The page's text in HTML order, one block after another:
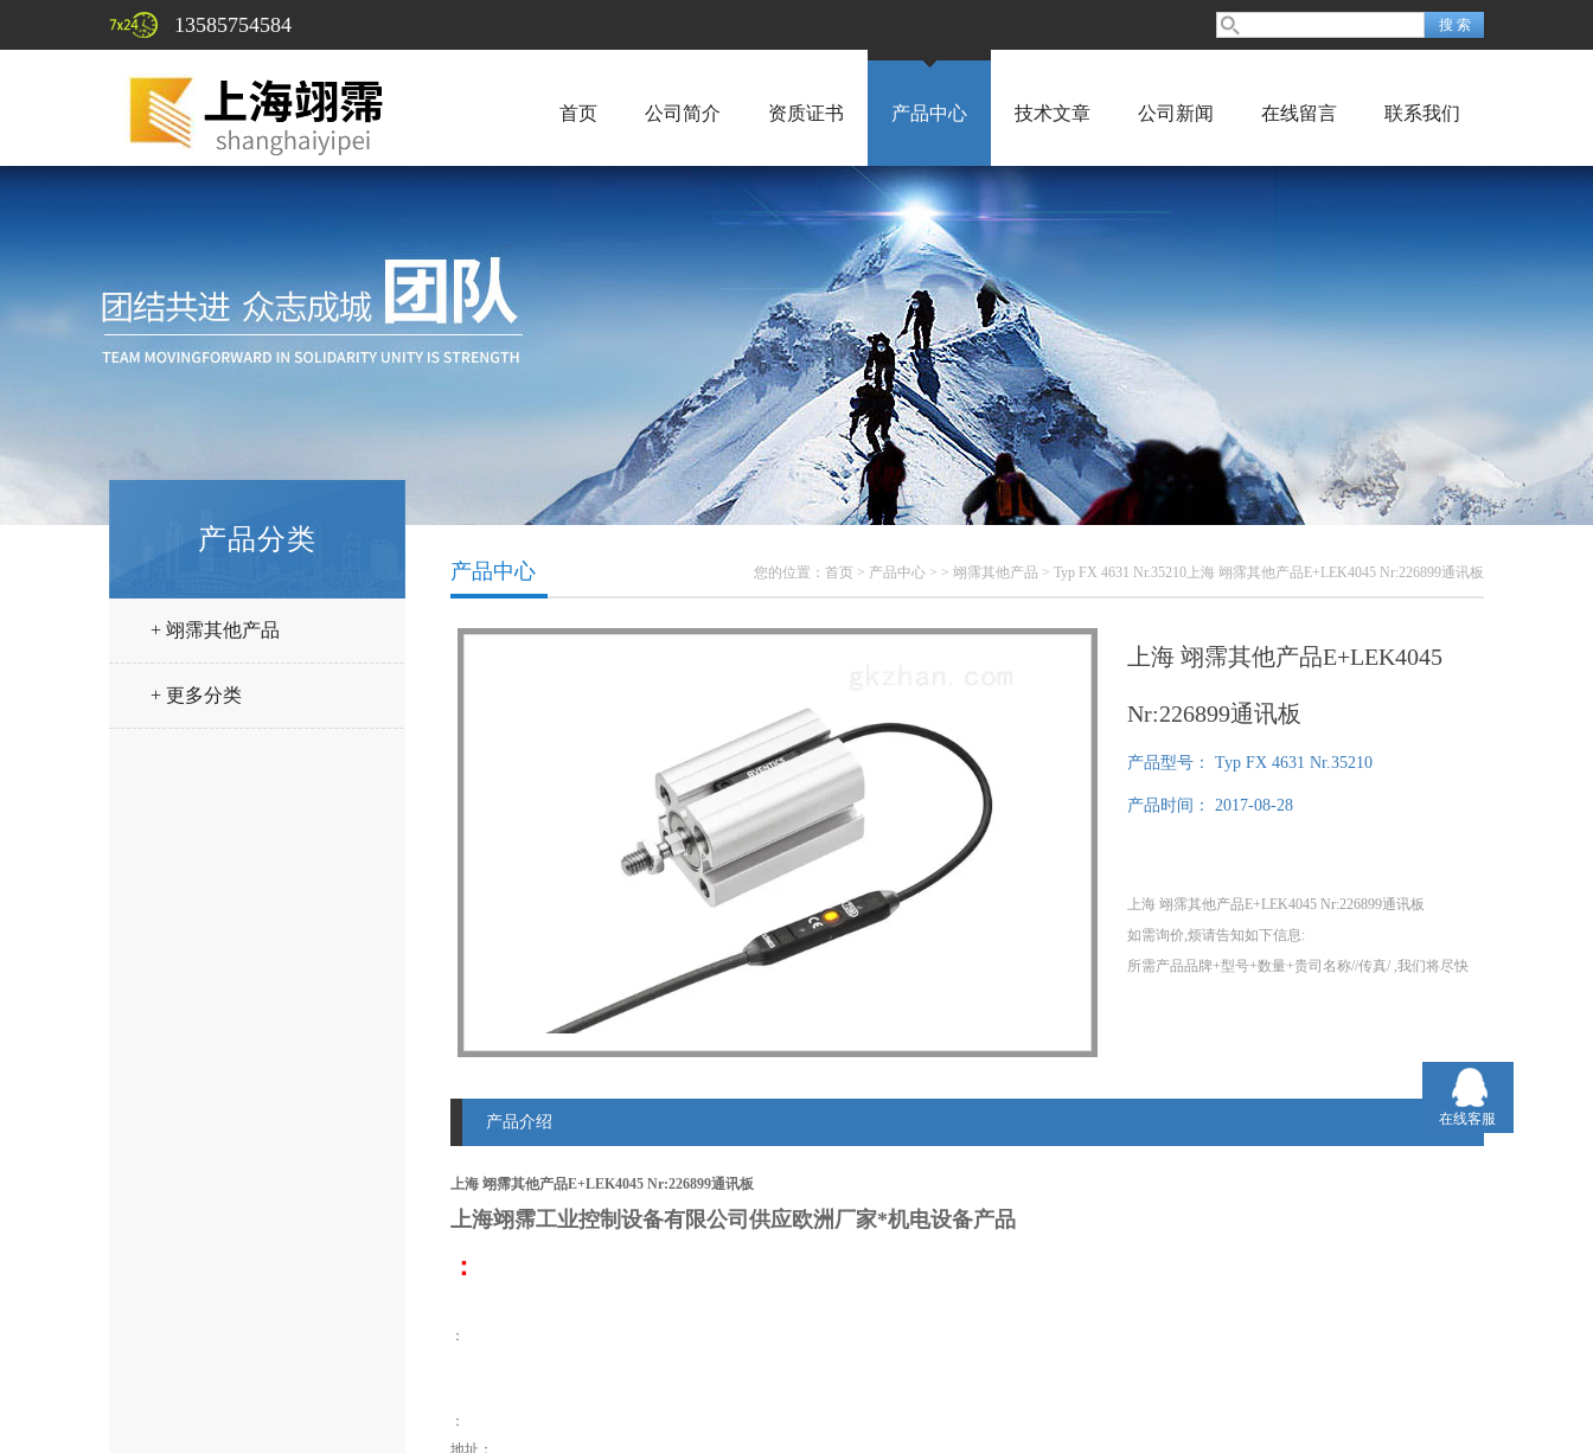
13585754584
首页 公司简介 资质证书 产品中心 技术文章 公司新闻 在线留言 联系我们
产品分类
+ 翊霈其他产品
+ 更多分类
您的位置： 首页 > 产品中心 > > 翊霈其他产品 > Typ FX 4631 Nr.35210上海 翊霈其他产品E+LEK4045 Nr:226899通讯板
产品中心
上海 翊霈其他产品E+LEK4045
Nr:226899通讯板
产品型号： Typ FX 4631 Nr.35210
产品时间： 2017-08-28
上海 翊霈其他产品E+LEK4045 Nr:226899通讯板
如需询价,烦请告知如下信息:
所需产品品牌+型号+数量+贵司名称//传真/ ,我们将尽快
3、只要是欧盟国家的产品，我们可以为您询价并采购！
产品介绍
上海 翊霈其他产品E+LEK4045 Nr:226899通讯板
上海翊霈工业控制设备有限公司供应欧洲厂家*机电设备产品
：
：
：
地址：
在线客服